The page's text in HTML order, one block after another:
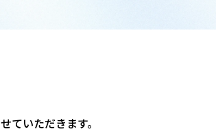
ていただきます。